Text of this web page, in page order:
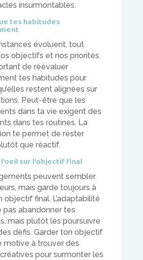
insurmontables.
tes habitudes
évoluent, tout
objectifs et nos priorités.
de réévaluer
tes habitudes pour
restent alignées sur
Peut-être que les
dans ta vie exigent des
dans tes routines. La
te permet de rester
que réactif.
sur l’objectif final
peuvent sembler
mais garde toujours à
objectif final. L’adaptabilité
pas abandonner tes
mais plutôt les poursuivre
défis. Garder ton objectif
motive à trouver des
pour surmonter les